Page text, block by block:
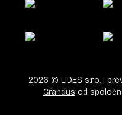
2026 © LIDES s.r.o.|
Grandus od